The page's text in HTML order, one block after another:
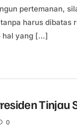
pertemanan,
harus
hal yang […]
0